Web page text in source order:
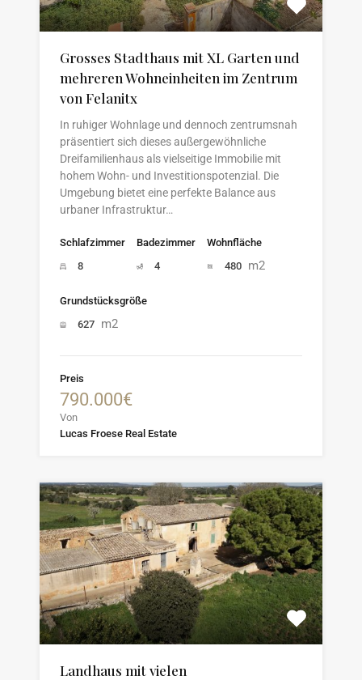
Grosses Stadthaus mit XL Garten und
mehreren Wohneinheiten im Zentrum
von Felanitx
In ruhiger Wohnlage und dennoch zentrumsnah
präsentiert sich dieses außergewöhnliche
Dreifamilienhaus als vielseitige Immobilie mit
hohem Wohn- und Investitionspotenzial. Die
Umgebung bietet eine perfekte Balance aus
urbaner Infrastruktur…
Schlafzimmer
8
Badezimmer
4
Wohnfläche
480 m2
Grundstücksgröße
627 m2
Preis
790.000€
Von
Lucas Froese Real Estate
Landhaus mit vielen